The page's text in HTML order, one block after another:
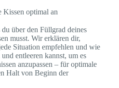
Kissen optimal an
über den Füllgrad deines
musst. Wir erklären dir,
Situation empfehlen und wie
entleeren kannst, um es
anzupassen – für optimale
Halt von Beginn der